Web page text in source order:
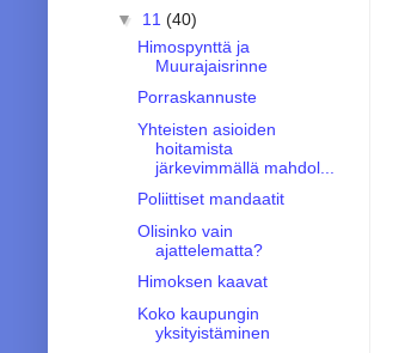
▼ 11 (40)
Himospynttä ja
Muurajaisrinne
Porraskannuste
Yhteisten asioiden
hoitamista
järkevimmällä mahdol...
Poliittiset mandaatit
Olisinko vain
ajattelematta?
Himoksen kaavat
Koko kaupungin
yksityistäminen